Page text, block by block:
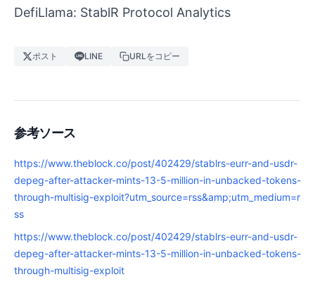
DefiLlama: StablR Protocol Analytics
ポスト LINE URLをコピー
参考ソース
https://www.theblock.co/post/402429/stablrs-eurr-and-usdr-
depeg-after-attacker-mints-13-5-million-in-unbacked-tokens-
through-multisig-exploit?utm_source=rss&amp;utm_medium=r
ss
https://www.theblock.co/post/402429/stablrs-eurr-and-usdr-
depeg-after-attacker-mints-13-5-million-in-unbacked-tokens-
through-multisig-exploit